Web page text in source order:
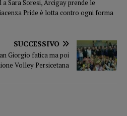
a Sara Soresi, Arcigay prende le
Pride è lotta contro ogni forma
SUCCESSIVO
Giorgio fatica ma poi
Volley Persicetana